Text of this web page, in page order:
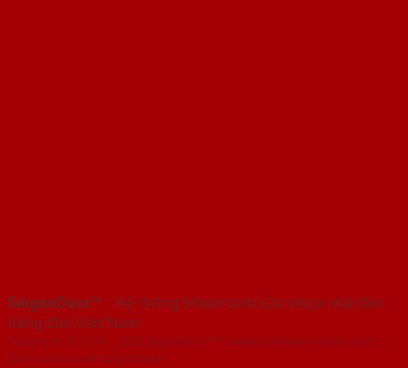
SaigonDoor™ - Hệ thống Showroom cửa nhựa nhà tắm
hàng đầu Việt Nam
Copyright ⓒ 2016 – 2026 SaigonDoor™ - www.cuanhuanhatam.com |
Đơn vị chủ quản SaigonDoor